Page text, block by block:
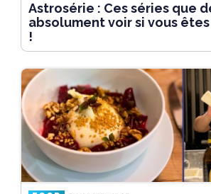
Astrosérie : Ces séries que
absolument voir si vous
!